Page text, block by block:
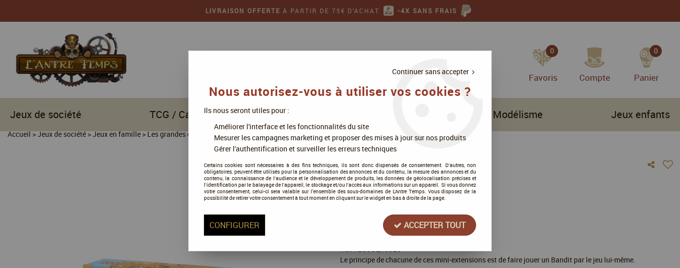
LIVRAISON OFFERTE À PARTIR DE 75€ D'ACHAT •4X SANS FRAIS
0
Favoris Compte
0
Panier
Jeux de société TCG / Cartes à collectionner Modélisme Jeux enfants
Accueil>Jeux de société>Jeux en famille>Les grandes collections Colt express Bandits "Doc"
Colt express Bandits "Doc"
Soyez le premier à donner votre avis !
€ TTC
Réf. :LUCOEX08EU
Le principe de chacune de ces mini-extensions est de faire jouer un Bandit par le jeu lui-même.
Continuer sans accepter
Nous autorisez-vous à utiliser vos cookies ?
Ils nous seront utiles pour :
Améliorer l'interface et les fonctionnalités du site
Mesurer les campagnes marketing et proposer des mises à jour sur nos produits
Gérer l'authentification et surveiller les erreurs techniques
Certains cookies sont nécessaires à des fins techniques, ils sont donc dispensés de consentement. D'autres, non
obligatoires, peuvent être utilisés pour la personnalisation des annonces et du contenu, la mesure des annonces et du
contenu, la connaissance de l'audience et le développement de produits, les données de géolocalisation précises et
l'identification par le balayage de l'appareil, le stockage et/ou l'accès aux informations sur un appareil. Si vous donnez
votre consentement, celui-ci sera valable sur l’ensemble des sous-domaines de L'Antre Temps. Vous disposez de la
possibilité de retirer votre consentement à tout moment en cliquant sur le widget en bas à droite de la page.
CONFIGURER ACCEPTER TOUT